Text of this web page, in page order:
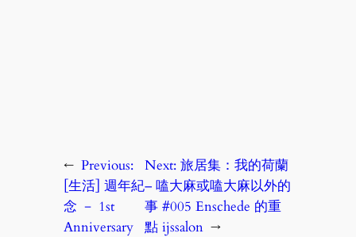
← Previous:
[生活] 週年紀
念 － 1st
Anniversary
Next:旅居集：我的荷蘭
– 嗑大麻或嗑大麻以外的
事 #005 Enschede 的重
點 ijssalon →